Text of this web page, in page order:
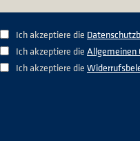
Ich akzeptiere die
Ich akzeptiere die Allgemeinen
Ich akzeptiere die